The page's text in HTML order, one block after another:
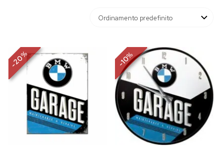
-
20%
-
10
%